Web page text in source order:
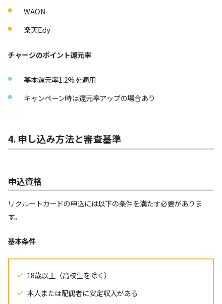
WAON
楽天Edy
チャージのポイント還元率
基本還元率1.2%を適用
キャンペーン時は還元率アップの場合あり
4. 申し込み方法と審査基準
申込資格
リクルートカードの申込には以下の条件を満たす必要がありま
す。
基本条件
18歳以上（高校生を除く）
本人または配偶者に安定収入がある